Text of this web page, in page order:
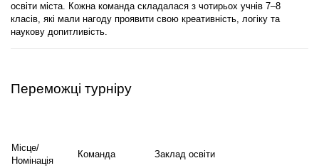
освіти міста. Кожна команда складалася з чотирьох учнів 7–8
класів, які мали нагоду проявити свою креативність, логіку та
наукову допитливість.
Переможці турніру
Місце/
Номінація
Команда Заклад освіти